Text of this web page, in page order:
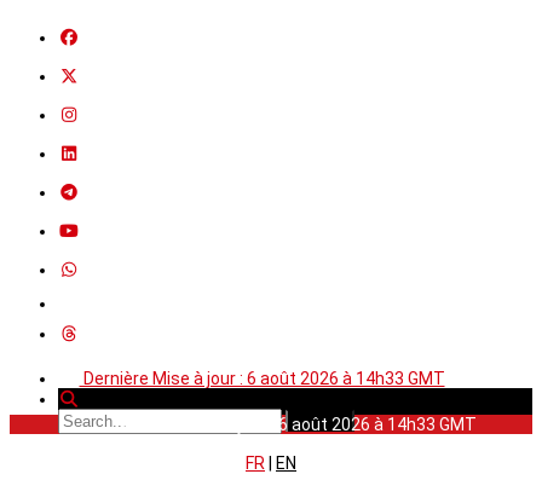
Dernière Mise à jour : 6 août 2026 à 14h33 GMT
Dernière Mise à jour : 6 août 2026 à 14h33 GMT
FR
EN